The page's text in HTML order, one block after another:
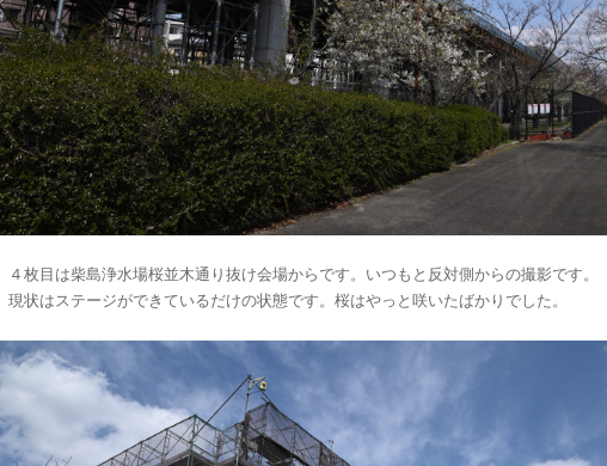
４枚目は柴島浄水場桜並木通り抜け会場からです。いつもと反対側からの撮影です。
現状はステージができているだけの状態です。桜はやっと咲いたばかりでした。